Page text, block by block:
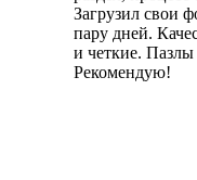
Загрузил свои
пару дней.
и четкие.
Рекомендую!